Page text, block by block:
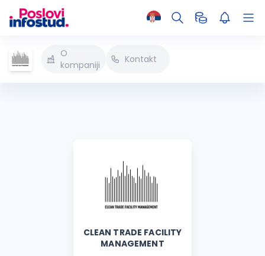
O
kompaniji
Kontakt
CLEAN TRADE FACILITY
MANAGEMENT